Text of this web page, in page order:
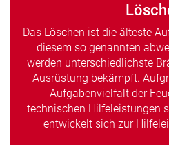
Das Löschen ist die älteste
diesem so genannten
werden unterschiedlichste
Ausrüstung bekämpft.
Aufgabenvielfalt der
technischen Hilfeleistungen
entwickelt sich zur